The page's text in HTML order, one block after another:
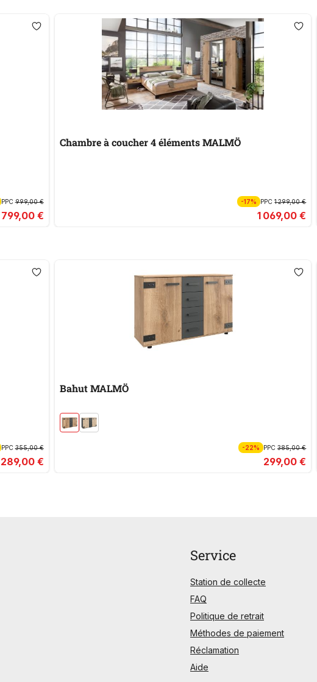
PPC999,00 €
799,00 €
Chambre à coucher 4 éléments MALMÖ
-17% PPC1 299,00 €
1 069,00 €
PPC355,00 €
289,00 €
Bahut MALMÖ
-22% PPC385,00 €
299,00 €
Service
Station de collecte
FAQ
Politique de retrait
Méthodes de paiement
Réclamation
Aide